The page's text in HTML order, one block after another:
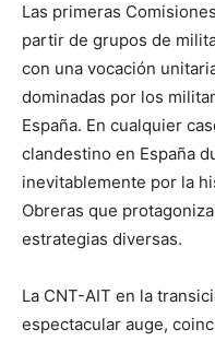
Las primeras
partir de grupos de
con una vocación
dominadas por los
España. En cualquier
clandestino en España
inevitablemente por la
Obreras que
estrategias diversas.
La CNT-AIT en la
espectacular auge,